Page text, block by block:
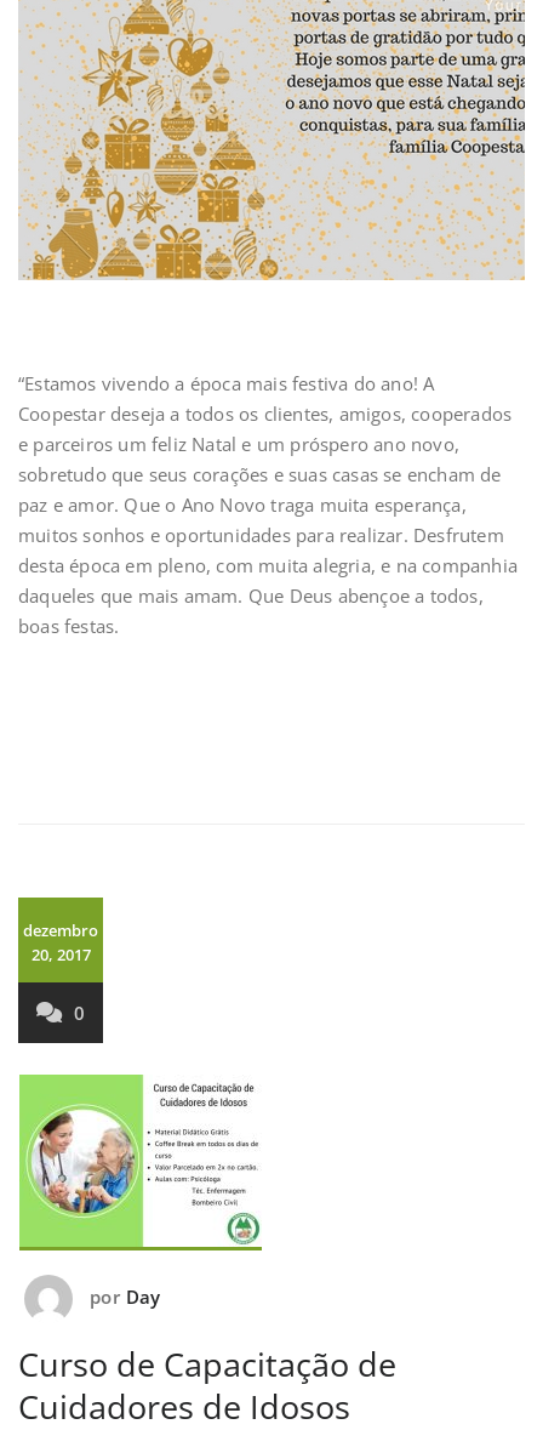
“Estamos vivendo a época mais festiva do ano! A
Coopestar deseja a todos os clientes, amigos, cooperados
e parceiros um feliz Natal e um próspero ano novo,
sobretudo que seus corações e suas casas se encham de
paz e amor. Que o Ano Novo traga muita esperança,
muitos sonhos e oportunidades para realizar. Desfrutem
desta época em pleno, com muita alegria, e na companhia
daqueles que mais amam. Que Deus abençoe a todos,
boas festas.
dezembro
20, 2017
0
por Day
Curso de Capacitação de
Cuidadores de Idosos